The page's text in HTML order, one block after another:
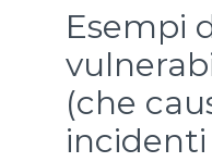
Esempi
(che
incidenti